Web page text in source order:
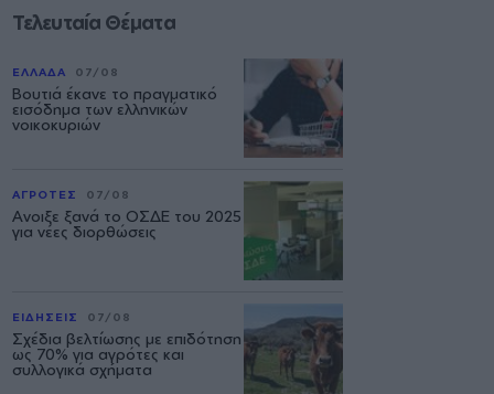
Τελευταία Θέματα
ΕΛΛΑΔΑ 07/08
Βουτιά έκανε το πραγματικό
εισόδημα των ελληνικών
νοικοκυριών
ΑΓΡΟΤΕΣ 07/08
Ανοιξε ξανά το ΟΣΔΕ του 2025
για νέες διορθώσεις
ΕΙΔΗΣΕΙΣ 07/08
Σχέδια βελτίωσης με επιδότηση
ως 70% για αγρότες και
συλλογικά σχήματα